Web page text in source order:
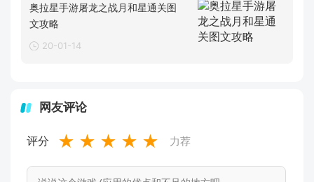
奥拉星手游屠龙之战月和星通关图
文攻略
20-01-14
网友评论
评分 ★ ★ ★ ★ ★ 力荐